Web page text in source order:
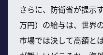
さらに、防衛省が提示
万円）の給与は、世界
市場では決して高額と